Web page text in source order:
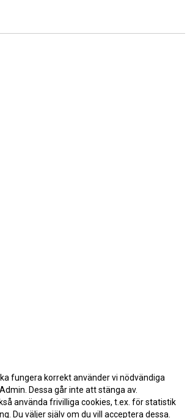
fungera korrekt använder vi nödvändiga
Dessa går inte att stänga av.
använda frivilliga cookies, t.ex. för statistik
Du väljer själv om du vill acceptera dessa.